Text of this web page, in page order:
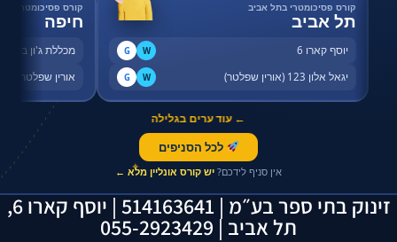
✦
קורס פסיכומטרי בתל אביב
תל אביב
יוסף קארו 6 W
G
יגאל אלון 123 (אורין שפלטר) W
G
קורס פסיכומטרי
חיפה
מכללת ג'ון
אורין שפלטר,
← עוד ערים בגלילה
לכל הסניפים
אין סניף לידכם? יש קורס אונליין מלא ←
זינוק בתי ספר בע״מ | 514163641 | יוסף קארו 6,
תל אביב | 055-2923429